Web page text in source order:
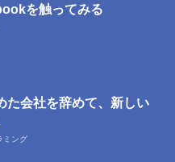
を触ってみる
た会社を辞めて、新しい
ミング